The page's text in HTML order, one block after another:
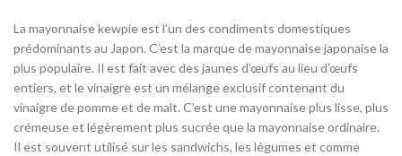
La mayonnaise kewpie est l’un des condiments domestiques
prédominants au Japon. C’est la marque de mayonnaise japonaise la
plus populaire. Il est fait avec des jaunes d’œufs au lieu d’œufs
entiers, et le vinaigre est un mélange exclusif contenant du
vinaigre de pomme et de malt. C’est une mayonnaise plus lisse, plus
crémeuse et légèrement plus sucrée que la mayonnaise ordinaire.
Il est souvent utilisé sur les sandwichs, les légumes et comme